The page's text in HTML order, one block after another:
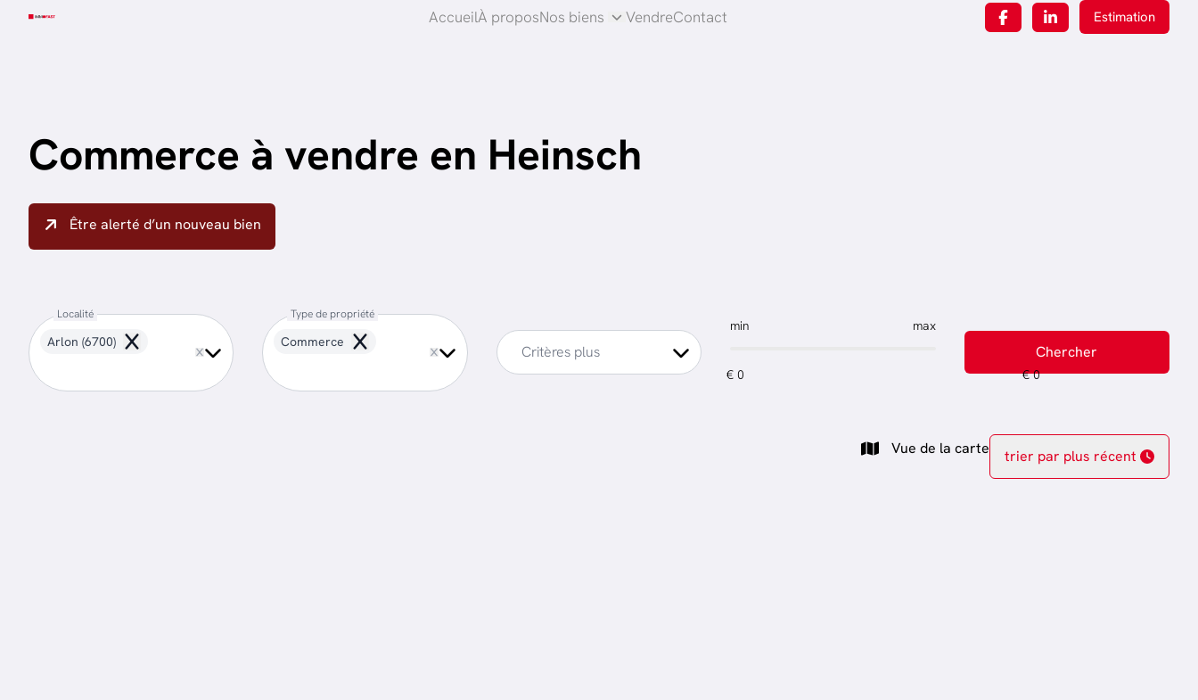
AccueilÀ proposNos biens VendreContact Estimation
Commerce à vendre en Heinsch
Être alerté d’un nouveau bien
Localité
Arlon (6700) Remove
Type de propriété
Commerce Remove Critères plus
min max
Chercher
Vue de la carte trier par plus récent